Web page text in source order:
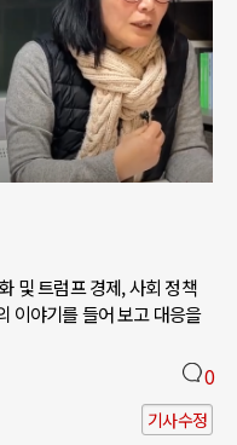
및 트럼프 경제, 사회 정책
이야기를 들어 보고 대응을
0
기사수정